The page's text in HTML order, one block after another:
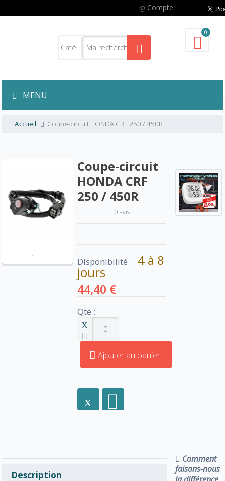
Compte
0
MENU
Accueil Coupe-circuit HONDA CRF 250 / 450R
Coupe-circuit
HONDA CRF
250 / 450R
0 avis
Disponibilité : 4 à 8
jours
44,40 €
Qté :
Ajouter au panier
Description
Comment
faisons-nous